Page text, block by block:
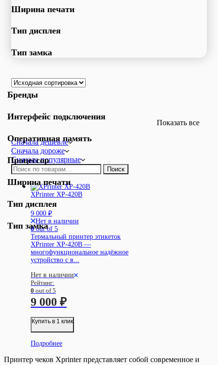
Ширина печати
Тип дисплея
Тип замка
Бренды
Интерфейс подключения
Оперативная память
Процессор
Ширина печати
Тип дисплея
Тип замка
Показать все
Сначала дешевле
Сначала дороже
Сначала популярные
Искать:
Поиск
XPrinter XP-420B
9 000 ₽
Нет в наличии
0out of 5
Термальный принтер этикеток
XPrinter XP-420B —
многофункциональное надёжное
устройство с в...
Нет в наличии
Рейтинг:
0 out of 5
9 000 ₽
Купить в 1 клик
Подробнее
Принтер чеков Xprinter представляет собой современное и